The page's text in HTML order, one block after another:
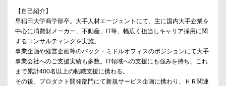
【自己紹介】
早稲田大学商学部卒。大手人材エージェントにて、主に国内大手企業を
中心に消費財メーカー、不動産、IT等、幅広く担当しキャリア採用に関
するコンサルティングを実施。
事業企画や経営企画等のバック・ミドルオフィスのポジションにて大手
事業会社へのご支援実績も多数。IT領域への支援にも強みを持ち、これ
まで累計400名以上の転職支援に携わる。
その後、プロダクト開発部門にて新規サービス企画に携わり、ＨＲ関連